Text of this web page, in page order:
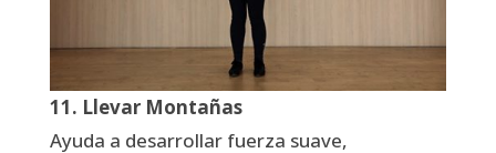
11. Llevar Montañas
Ayuda a desarrollar fuerza suave,